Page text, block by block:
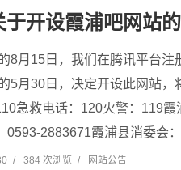
于开设霞浦吧网站
8月15日，我们在腾讯平台
5月30日，决定开设此网站
急救电话：120火警：119
0593-2883671霞浦县消委会
/ 384 次浏览 / 网站公告